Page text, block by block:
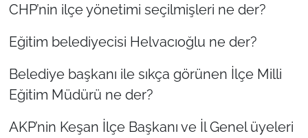
CHP’nin ilçe yönetimi seçilmişleri ne der?
Eğitim belediyecisi Helvacıoğlu ne der?
Belediye başkanı ile sıkça görünen İlçe Milli
Eğitim Müdürü ne der?
AKP’nin Keşan İlçe Başkanı ve İl Genel üyeleri